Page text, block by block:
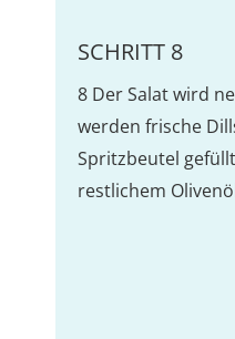
SCHRITT 8
8 Der Salat wird
werden frische
Spritzbeutel
restlichem